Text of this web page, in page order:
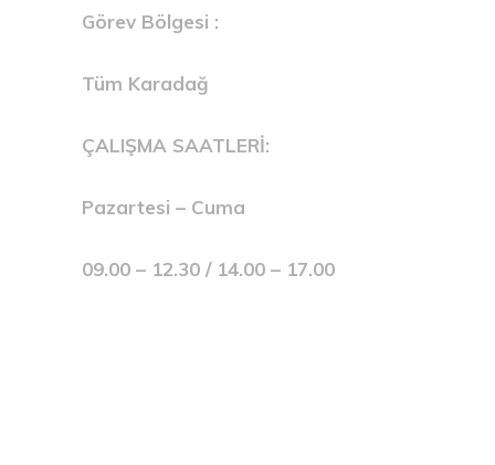
Görev Bölgesi :
Tüm Karadağ
ÇALIŞMA SAATLERİ:
Pazartesi – Cuma
09.00 – 12.30 / 14.00 – 17.00